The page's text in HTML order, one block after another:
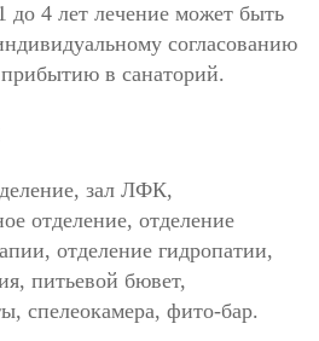
до 4 лет лечение может быть
согласованию
в санаторий.
зал ЛФК,
отделение, отделение
отделение гидропатии,
питьевой бювет,
спелеокамера, фито-бар.